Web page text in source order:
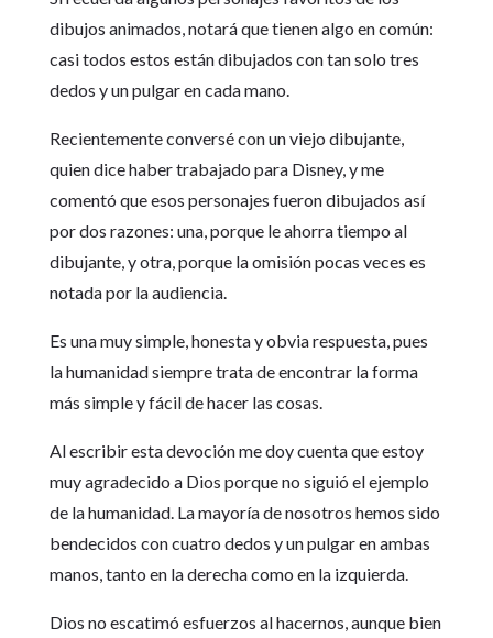
dibujos animados, notará que tienen algo en común:
casi todos estos están dibujados con tan solo tres
dedos y un pulgar en cada mano.
Recientemente conversé con un viejo dibujante,
quien dice haber trabajado para Disney, y me
comentó que esos personajes fueron dibujados así
por dos razones: una, porque le ahorra tiempo al
dibujante, y otra, porque la omisión pocas veces es
notada por la audiencia.
Es una muy simple, honesta y obvia respuesta, pues
la humanidad siempre trata de encontrar la forma
más simple y fácil de hacer las cosas.
Al escribir esta devoción me doy cuenta que estoy
muy agradecido a Dios porque no siguió el ejemplo
de la humanidad. La mayoría de nosotros hemos sido
bendecidos con cuatro dedos y un pulgar en ambas
manos, tanto en la derecha como en la izquierda.
Dios no escatimó esfuerzos al hacernos, aunque bien